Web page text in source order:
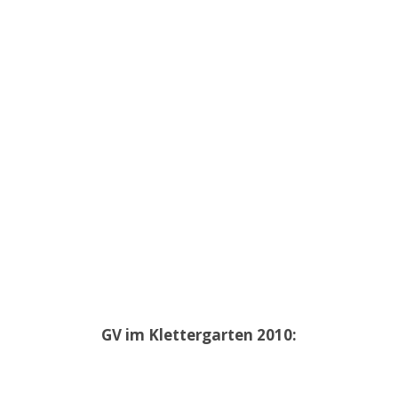
GV im Klettergarten 2010: